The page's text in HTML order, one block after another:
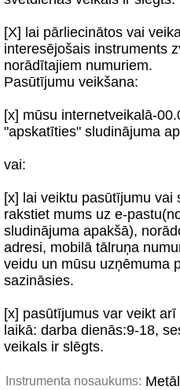
[X] lai pārliecinātos vai
interesējošais instruments
norādītajiem numuriem.
Pasūtījumu veikšana:
[x] mūsu internetveikalā-
"apskatīties" sludinājuma
vai:
[x] lai veiktu pasūtījumu vai
rakstiet mums uz e-
sludinājuma apakšā),
adresi, mobilā tālruņa
veidu un mūsu uzņēmuma
sazināsies.
[x] pasūtījumus var veikt
laikā: darba dienās:9-18,
veikals ir slēgts.
Instrumenta nosaukums: